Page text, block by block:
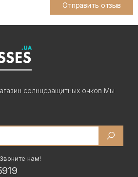
Отправить отзыв
солнцезащитных очков Мы
нам!